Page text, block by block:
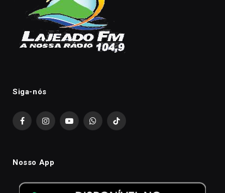
Siga-nós
FacebookInstagramYouTubeWhatsAppTikTok
Nosso App